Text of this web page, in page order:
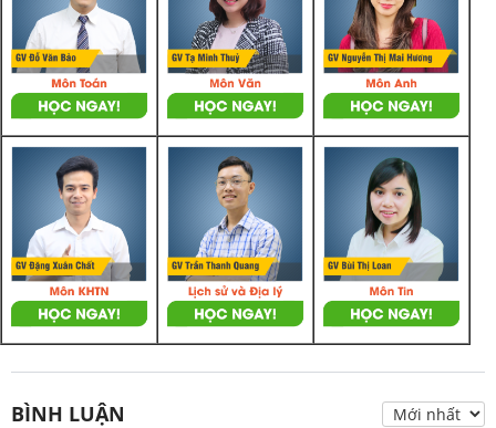
BÌNH LUẬN